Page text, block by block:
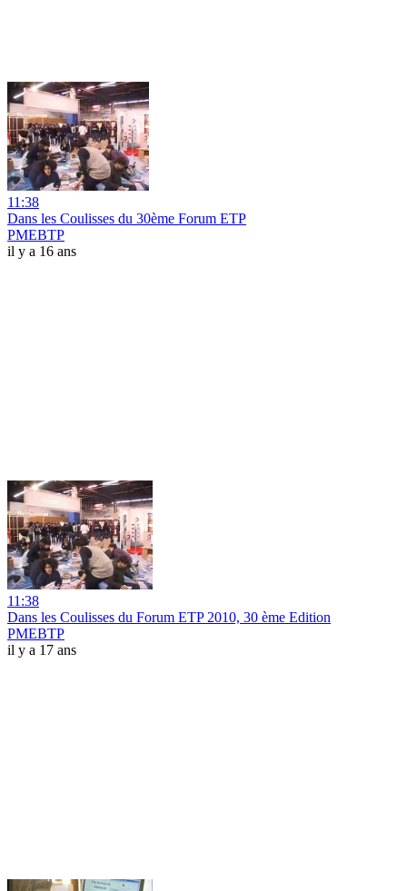
11:38
Dans les Coulisses du 30ème Forum ETP
PMEBTP
il y a 16 ans
11:38
Dans les Coulisses du Forum ETP 2010, 30 ème Edition
PMEBTP
il y a 17 ans